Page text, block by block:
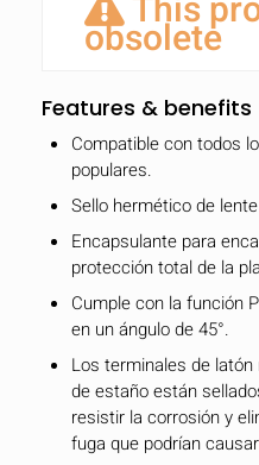
This
obsolete
Features & benefits
Compatible con todos
populares.
Sello hermético de
Encapsulante para
protección total de la
Cumple con la función
en un ángulo de 45°.
Los terminales de
de estaño están
resistir la corrosión y
fuga que podrían